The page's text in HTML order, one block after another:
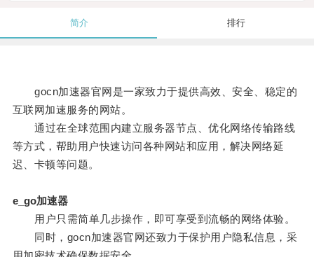
简介 排行
gocn加速器官网是一家致力于提供高效、安全、稳定的
互联网加速服务的网站。
通过在全球范围内建立服务器节点、优化网络传输路线
等方式，帮助用户快速访问各种网站和应用，解决网络延
迟、卡顿等问题。
e_go加速器
用户只需简单几步操作，即可享受到流畅的网络体验。
同时，gocn加速器官网还致力于保护用户隐私信息，采